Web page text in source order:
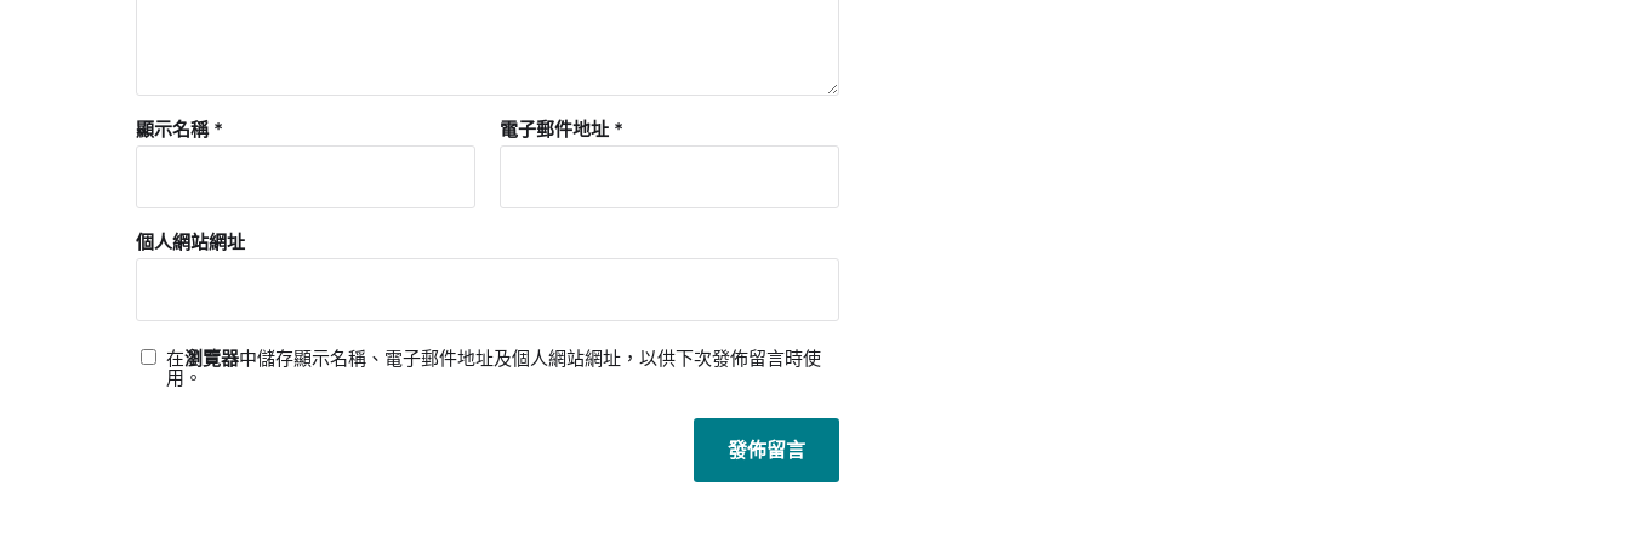
顯示名稱 * 電子郵件地址 *
個人網站網址
在瀏覽器中儲存顯示名稱、電子郵件地址及個人網站網址，以供下次發佈留言時使
用。